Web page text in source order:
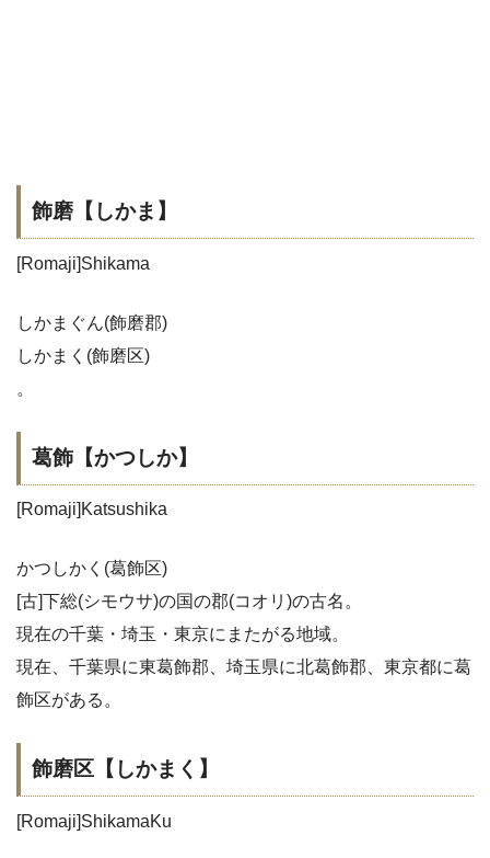
飾磨【しかま】
[Romaji]Shikama
しかまぐん(飾磨郡)
しかまく(飾磨区)
。
葛飾【かつしか】
[Romaji]Katsushika
かつしかく(葛飾区)
[古]下総(シモウサ)の国の郡(コオリ)の古名。
現在の千葉・埼玉・東京にまたがる地域。
現在、千葉県に東葛飾郡、埼玉県に北葛飾郡、東京都に葛
飾区がある。
飾磨区【しかまく】
[Romaji]ShikamaKu